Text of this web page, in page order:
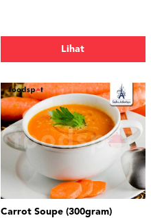
Lihat
Carrot Soupe (300gram)